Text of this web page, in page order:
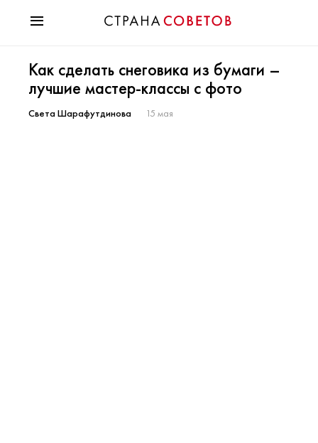
Мода
Звезды
Гороскопы
Как сделать снеговика из бумаги –
лучшие мастер-классы с фото
Света Шарафутдинова 15 мая